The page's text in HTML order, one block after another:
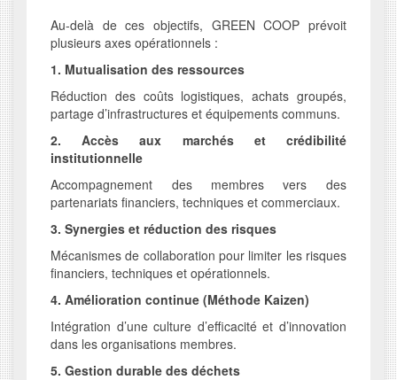
Au-delà de ces objectifs, GREEN COOP prévoit
plusieurs axes opérationnels :
1. Mutualisation des ressources
Réduction des coûts logistiques, achats groupés,
partage d’infrastructures et équipements communs.
2. Accès aux marchés et crédibilité
institutionnelle
Accompagnement des membres vers des
partenariats financiers, techniques et commerciaux.
3. Synergies et réduction des risques
Mécanismes de collaboration pour limiter les risques
financiers, techniques et opérationnels.
4. Amélioration continue (Méthode Kaizen)
Intégration d’une culture d’efficacité et d’innovation
dans les organisations membres.
5. Gestion durable des déchets